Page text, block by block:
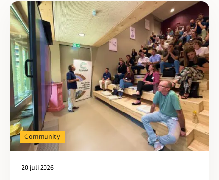
20 juli 2026
Community
Lees meer over Cirkelstad Eindhoven: Casus Carrousel